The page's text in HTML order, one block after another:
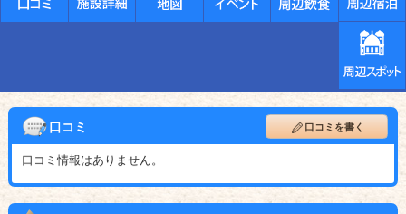
口コミ 口コミを書く
口コミ情報はありません。